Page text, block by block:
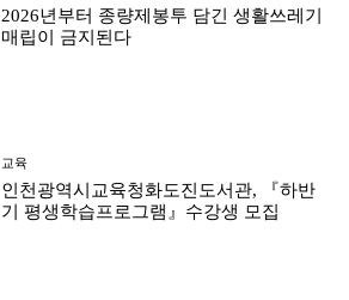
2026년부터 종량제봉투 담긴 생활쓰레기
매립이 금지된다
교육
인천광역시교육청화도진도서관, 『하반
기 평생학습프로그램』수강생 모집